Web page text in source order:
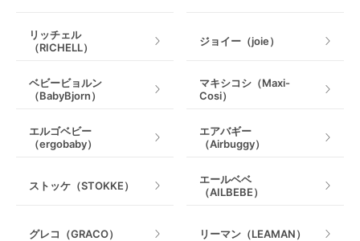
リッチェル
（RICHELL）
ジョイー（joie）
ベビービョルン
（BabyBjorn）
マキシコシ（Maxi-
Cosi）
エルゴベビー
（ergobaby）
エアバギー
（Airbuggy）
ストッケ（STOKKE）
エールベベ
（AILBEBE）
グレコ（GRACO） リーマン（LEAMAN）